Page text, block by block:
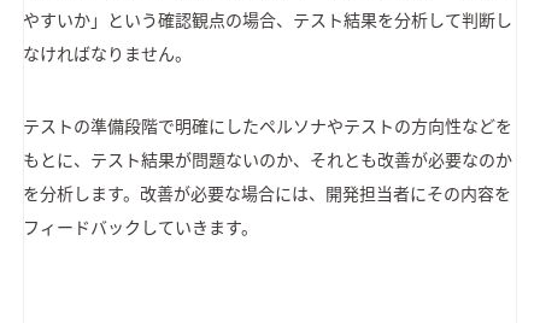
やすいか」という確認観点の場合、テスト結果を分析して判断し
なければなりません。
テストの準備段階で明確にしたペルソナやテストの方向性などを
もとに、テスト結果が問題ないのか、それとも改善が必要なのか
を分析します。改善が必要な場合には、開発担当者にその内容を
フィードバックしていきます。